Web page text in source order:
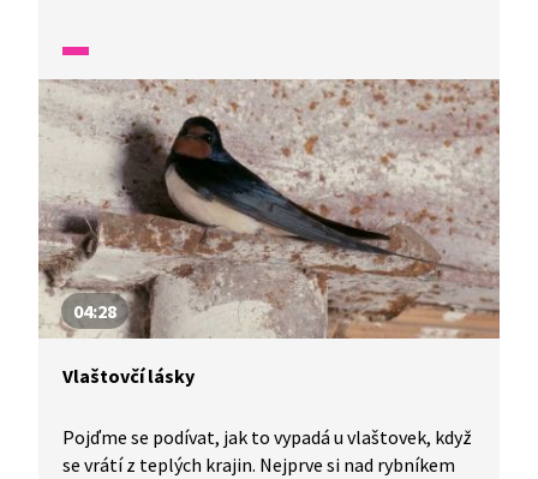
klapáním zobáku.
04:28
Vlaštovčí lásky
Pojďme se podívat, jak to vypadá u vlaštovek, když
se vrátí z teplých krajin. Nejprve si nad rybníkem